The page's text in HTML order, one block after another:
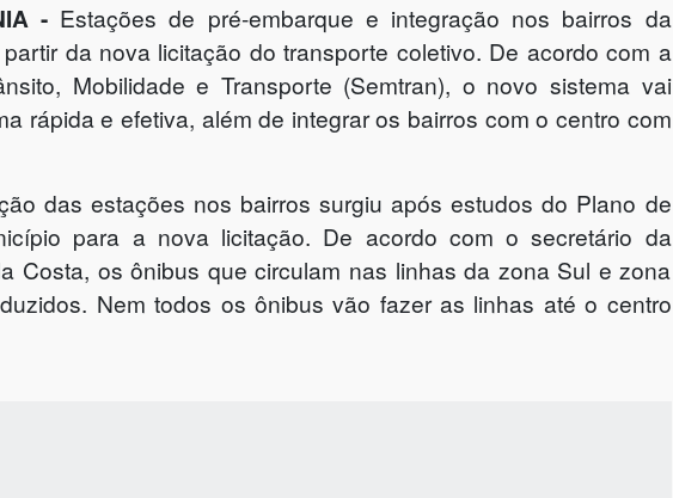
- Estações de pré-embarque e integração nos bairros da
da nova licitação do transporte coletivo. De acordo com a
Mobilidade e Transporte (Semtran), o novo sistema vai
rápida e efetiva, além de integrar os bairros com o centro com
das estações nos bairros surgiu após estudos do Plano de
para a nova licitação. De acordo com o secretário da
Costa, os ônibus que circulam nas linhas da zona Sul e zona
Nem todos os ônibus vão fazer as linhas até o centro